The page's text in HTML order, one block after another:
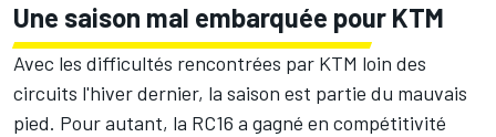
Une saison mal embarquée pour KTM
Avec les difficultés rencontrées par KTM loin des
circuits l'hiver dernier, la saison est partie du mauvais
pied. Pour autant, la RC16 a gagné en compétitivité